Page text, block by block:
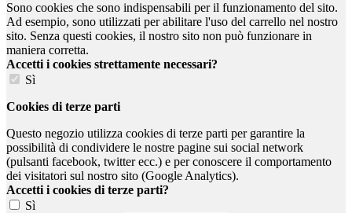
Sono cookies che sono indispensabili per il funzionamento del sito.
Ad esempio, sono utilizzati per abilitare l'uso del carrello nel nostro
sito. Senza questi cookies, il nostro sito non può funzionare in
maniera corretta.
Accetti i cookies strettamente necessari?
Sì
Cookies di terze parti
Questo negozio utilizza cookies di terze parti per garantire la
possibilità di condividere le nostre pagine sui social network
(pulsanti facebook, twitter ecc.) e per conoscere il comportamento
dei visitatori sul nostro sito (Google Analytics).
Accetti i cookies di terze parti?
Sì